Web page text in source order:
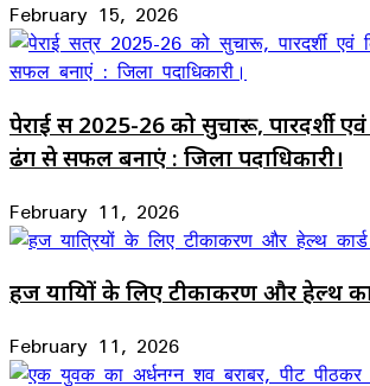
February 15, 2026
पेराई सत्र 2025-26 को सुचारू, पारदर्शी
ढंग से सफल बनाएं : जिला पदाधिकारी।
February 11, 2026
हज यात्रियों के लिए टीकाकरण और हेल्थ
February 11, 2026